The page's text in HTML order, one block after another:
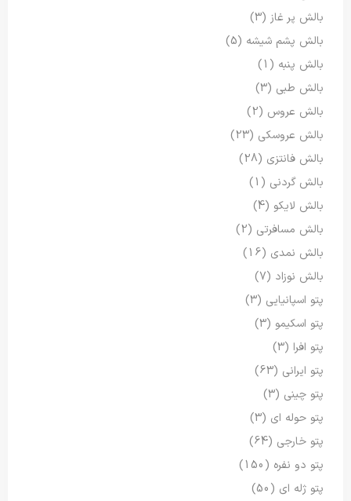
بالش پر غاز (3)
بالش پشم شیشه (5)
بالش پنبه (1)
بالش طبی (3)
بالش عروس (2)
بالش عروسکی (23)
بالش فانتزی (28)
بالش گردنی (1)
بالش لایکو (4)
بالش مسافرتی (2)
بالش نمدی (16)
بالش نوزاد (7)
پتو اسپانیایی (3)
پتو اسکیمو (3)
پتو افرا (3)
پتو ایرانی (63)
پتو چینی (3)
پتو حوله ای (3)
پتو خارجی (64)
پتو دو نفره (150)
پتو ژله ای (50)